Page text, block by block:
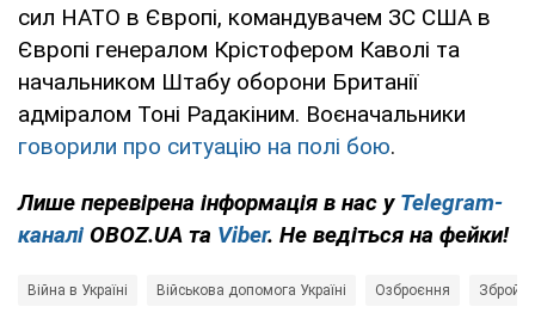
сил НАТО в Європі, командувачем ЗС США в
Європі генералом Крістофером Каволі та
начальником Штабу оборони Британії
адміралом Тоні Радакіним. Воєначальники
говорили про ситуацію на полі бою.
Лише перевірена інформація в нас у Telegram-
каналі OBOZ.UA та Viber. Не ведіться на фейки!
Війна в Україні Військова допомога Україні Озброєння